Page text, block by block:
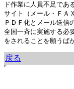
ド作業に人員不足であ
サイト（メール・ＦＡ
ＰＤＦ化とメール送信
全国一斉に実施する必
をされることを願うば
戻る